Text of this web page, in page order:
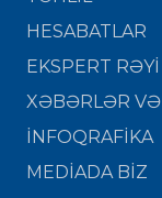
HESABATLAR
EKSPERT RƏYİ
XƏBƏRLƏR
İNFOQRAFİKA
MEDİADA BİZ